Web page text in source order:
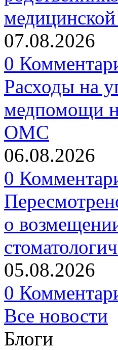
07.08.2026
0
Расходы на
медпомощи
ОМС
06.08.2026
0
о
05.08.2026
0
Все новости
Блоги